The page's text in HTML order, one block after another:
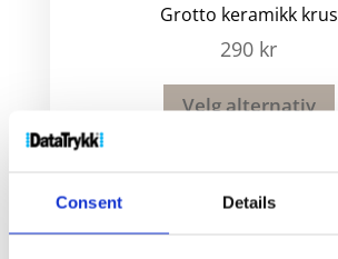
Consent Details
Grotto keramikk krus
290 kr
Velg alternativ